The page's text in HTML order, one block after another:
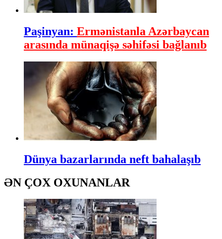
Paşinyan: Ermənistanla Azərbaycan
arasında münaqişə səhifəsi bağlanıb
Dünya bazarlarında neft bahalaşıb
ƏN ÇOX OXUNANLAR